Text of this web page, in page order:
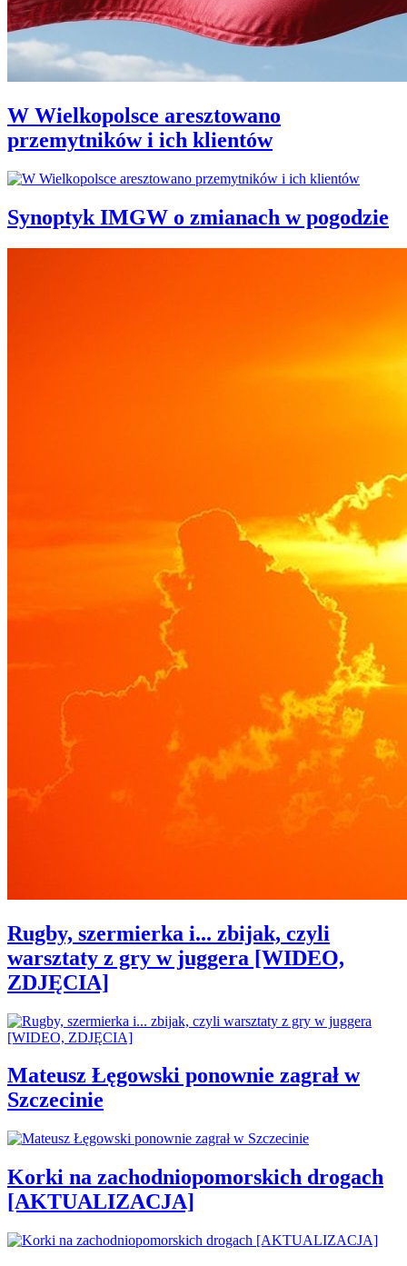
W Wielkopolsce aresztowano
przemytników i ich klientów
Synoptyk IMGW o zmianach w pogodzie
Rugby, szermierka i... zbijak, czyli
warsztaty z gry w juggera [WIDEO,
ZDJĘCIA]
Mateusz Łęgowski ponownie zagrał w
Szczecinie
Korki na zachodniopomorskich drogach
[AKTUALIZACJA]